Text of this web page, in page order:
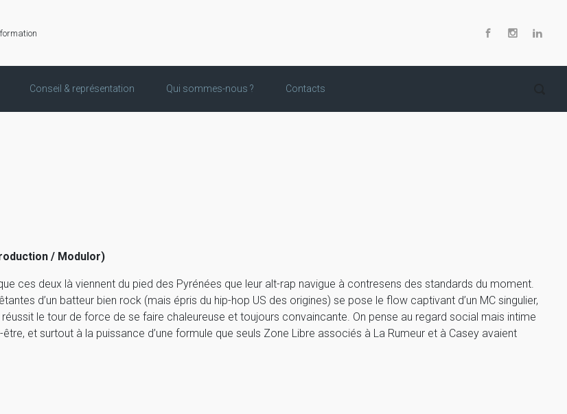
Conseil & représentation Qui sommes-nous ? Contacts
/ Modulor)
ces deux là viennent du pied des Pyrénées que leur alt-rap navigue à contresens des standards du moment.
d’un batteur bien rock (mais épris du hip-hop US des origines) se pose le flow captivant d’un MC singulier,
le tour de force de se faire chaleureuse et toujours convaincante. On pense au regard social mais intime
être, et surtout à la puissance d’une formule que seuls Zone Libre associés à La Rumeur et à Casey avaient